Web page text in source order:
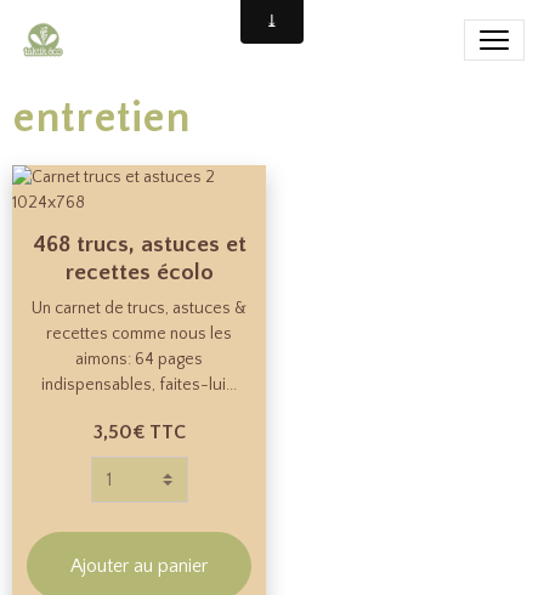
entretien
468 trucs, astuces et
recettes écolo
Un carnet de trucs, astuces &
recettes comme nous les
aimons: 64 pages
indispensables, faites-lui...
3,50€ TTC
Ajouter au panier